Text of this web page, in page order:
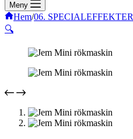
Meny
Hem/06. SPECIALEFFEKTER
🔍